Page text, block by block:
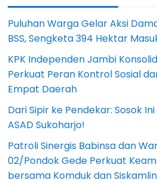
Puluhan Warga Gelar Aksi
BSS, Sengketa 394 Hektar
KPK Independen Jambi
Perkuat Peran Kontrol Sosial
Empat Daerah
Dari Sipir ke Pendekar: Sosok Ini
ASAD Sukoharjo!
Patroli Sinergis Babinsa dan
02/Pondok Gede Perkuat
bersama Komduk dan